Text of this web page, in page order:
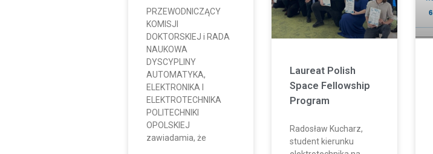
PRZEWODNICZĄCY
KOMISJI
DOKTORSKIEJ i RADA
NAUKOWA
DYSCYPLINY
AUTOMATYKA,
ELEKTRONIKA I
ELEKTROTECHNIKA
POLITECHNIKI
OPOLSKIEJ
zawiadamia, że
Laureat Polish
Space Fellowship
Program
Radosław Kucharz,
student kierunku